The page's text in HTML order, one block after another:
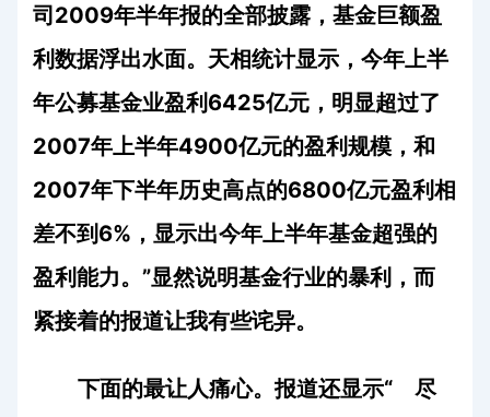
司 2009年半年报的全部披露，基金巨额盈
利数据浮出水面。天相统计显示，今年上半
年公募基金业盈利 6425亿元，明显超过了
2007年上半年4900亿元的盈利规模，和
2007年下半年历史高点的6800亿元盈利相
差不到 6% ，显示出今年上半年基金超强的
盈利能力。”显然说明基金行业的暴利，而
紧接着的报道让我有些诧异。
下面的最让人痛心。报道还显示“尽